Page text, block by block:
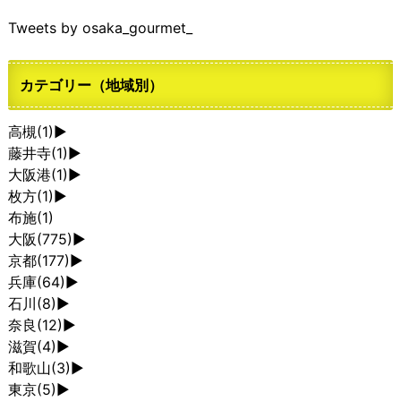
Tweets by osaka_gourmet_
カテゴリー（地域別）
高槻(1) ►
藤井寺(1) ►
大阪港(1) ►
枚方(1) ►
布施(1)
大阪(775) ►
京都(177) ►
兵庫(64) ►
石川 (8) ►
奈良 (12) ►
滋賀(4) ►
和歌山(3) ►
東京(5) ►